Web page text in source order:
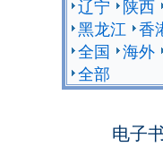
辽宁
陕西
黑龙江 香
全国 海外
全部
电子